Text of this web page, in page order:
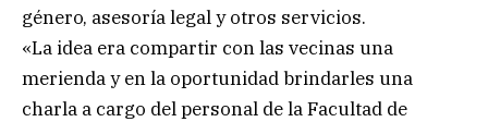
género, asesoría legal y otros servicios.
«La idea era compartir con las vecinas una
merienda y en la oportunidad brindarles una
charla a cargo del personal de la Facultad de